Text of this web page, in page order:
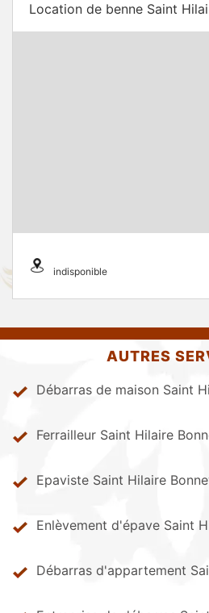
Location de benne Saint
indisponible
AUTRES
Débarras de maison Saint
Ferrailleur Saint Hilaire
Epaviste Saint Hilaire
Enlèvement d'épave Saint
Débarras d'appartement